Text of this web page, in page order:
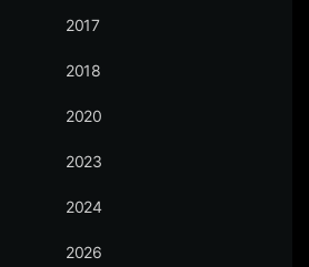
2017
2018
2020
2023
2024
2026